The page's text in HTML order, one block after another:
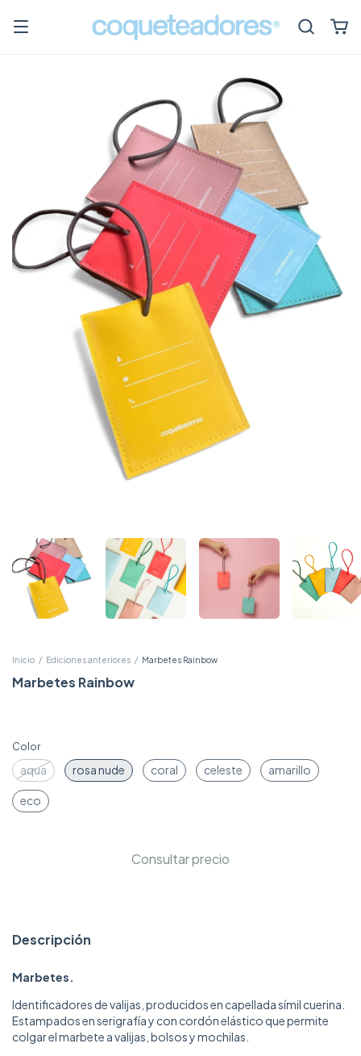
Inicio / Ediciones anteriores / Marbetes Rainbow
Marbetes Rainbow
Color
aqua rosa nude coral celeste amarillo
eco
Descripción
Marbetes.
Identificadores de valijas, producidos en capellada símil cuerina.
Estampados en serigrafía y con cordón elástico que permite
colgar el marbete a valijas, bolsos y mochilas.